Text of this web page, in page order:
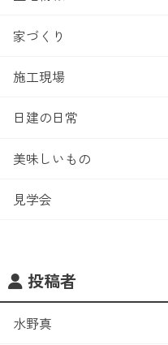
家づくり
施工現場
日建の日常
美味しいもの
見学会
投稿者
水野真